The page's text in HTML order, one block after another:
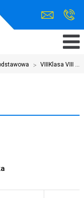
> VIIIKlasa VIII ...